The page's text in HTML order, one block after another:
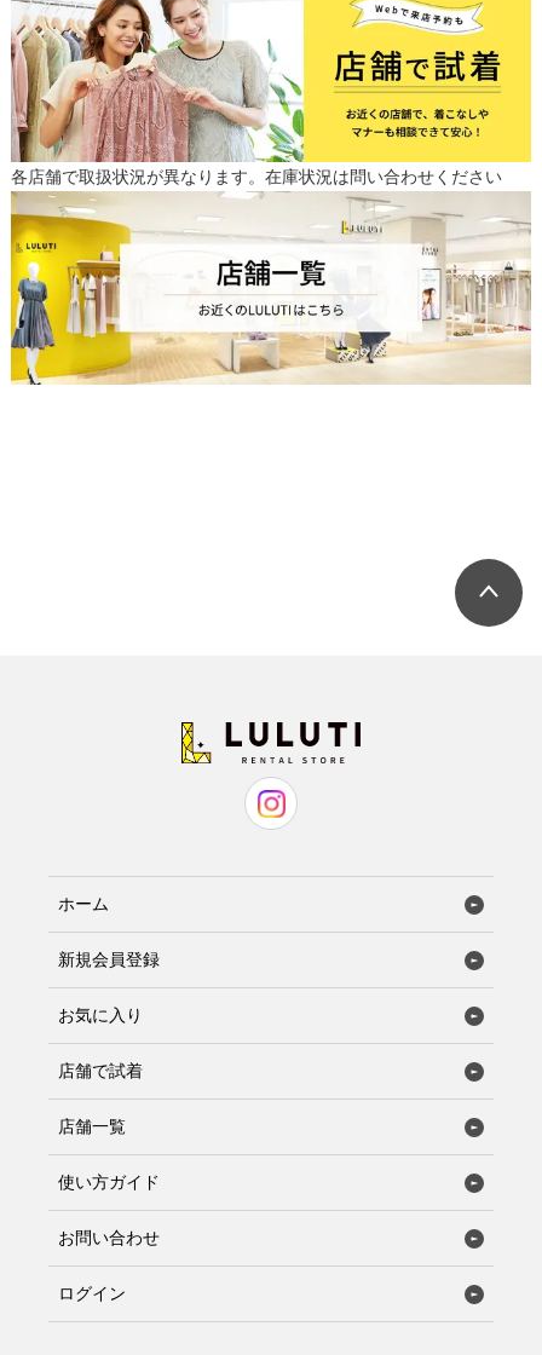
各店舗で取扱状況が異なります。在庫状況は問い合わせください
ホーム
新規会員登録
お気に入り
店舗で試着
店舗一覧
使い方ガイド
お問い合わせ
ログイン